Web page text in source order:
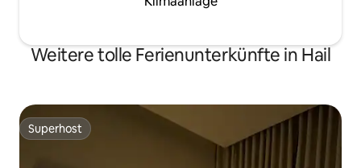
Weitere tolle Ferienunterkünfte in Hail
Superhost
Superhost